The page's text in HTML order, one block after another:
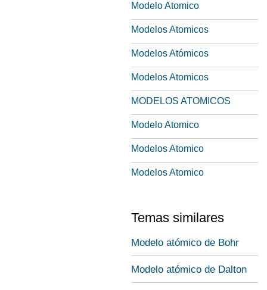
Modelo Atomico
Modelos Atomicos
Modelos Atómicos
Modelos Atomicos
MODELOS ATOMICOS
Modelo Atomico
Modelos Atomico
Modelos Atomico
Temas similares
Modelo atómico de Bohr
Modelo atómico de Dalton